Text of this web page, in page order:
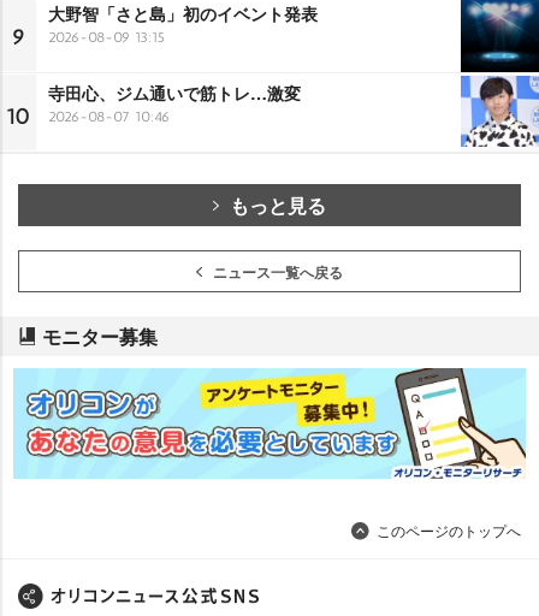
9
大野智「さと島」初のイベント発表
2026-08-09 13:15
10
寺田心、ジム通いで筋トレ…激変
2026-08-07 10:46
もっと見る
ニュース一覧へ戻る
モニター募集
このページのトップへ